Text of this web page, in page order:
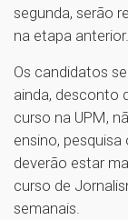
segunda, serão
na etapa anterior.
Os candidatos
ainda, desconto
curso na UPM,
ensino,
deverão estar
curso de
semanais.